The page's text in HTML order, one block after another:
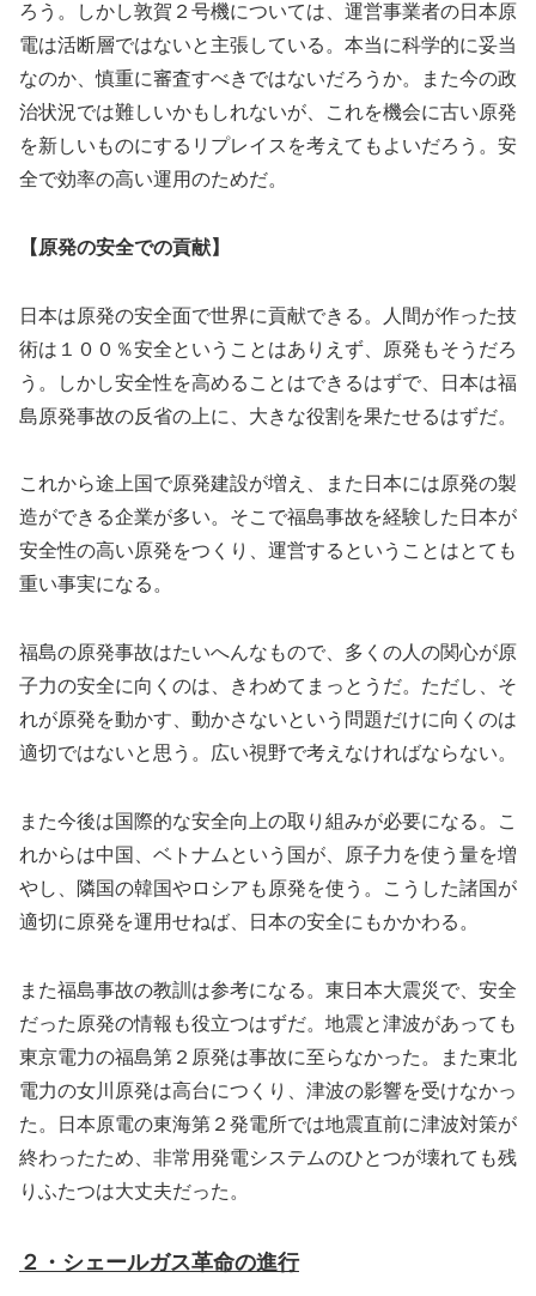
ろう。しかし敦賀２号機については、運営事業者の日本原
電は活断層ではないと主張している。本当に科学的に妥当
なのか、慎重に審査すべきではないだろうか。また今の政
治状況では難しいかもしれないが、これを機会に古い原発
を新しいものにするリプレイスを考えてもよいだろう。安
全で効率の高い運用のためだ。
【原発の安全での貢献】
日本は原発の安全面で世界に貢献できる。人間が作った技
術は１００％安全ということはありえず、原発もそうだろ
う。しかし安全性を高めることはできるはずで、日本は福
島原発事故の反省の上に、大きな役割を果たせるはずだ。
これから途上国で原発建設が増え、また日本には原発の製
造ができる企業が多い。そこで福島事故を経験した日本が
安全性の高い原発をつくり、運営するということはとても
重い事実になる。
福島の原発事故はたいへんなもので、多くの人の関心が原
子力の安全に向くのは、きわめてまっとうだ。ただし、そ
れが原発を動かす、動かさないという問題だけに向くのは
適切ではないと思う。広い視野で考えなければならない。
また今後は国際的な安全向上の取り組みが必要になる。こ
れからは中国、ベトナムという国が、原子力を使う量を増
やし、隣国の韓国やロシアも原発を使う。こうした諸国が
適切に原発を運用せねば、日本の安全にもかかわる。
また福島事故の教訓は参考になる。東日本大震災で、安全
だった原発の情報も役立つはずだ。地震と津波があっても
東京電力の福島第２原発は事故に至らなかった。また東北
電力の女川原発は高台につくり、津波の影響を受けなかっ
た。日本原電の東海第２発電所では地震直前に津波対策が
終わったため、非常用発電システムのひとつが壊れても残
りふたつは大丈夫だった。
２・シェールガス革命の進行